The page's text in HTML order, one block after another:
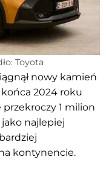
Toyota
nowy kamień
2024 roku
1 milion
najlepiej
kontynencie.